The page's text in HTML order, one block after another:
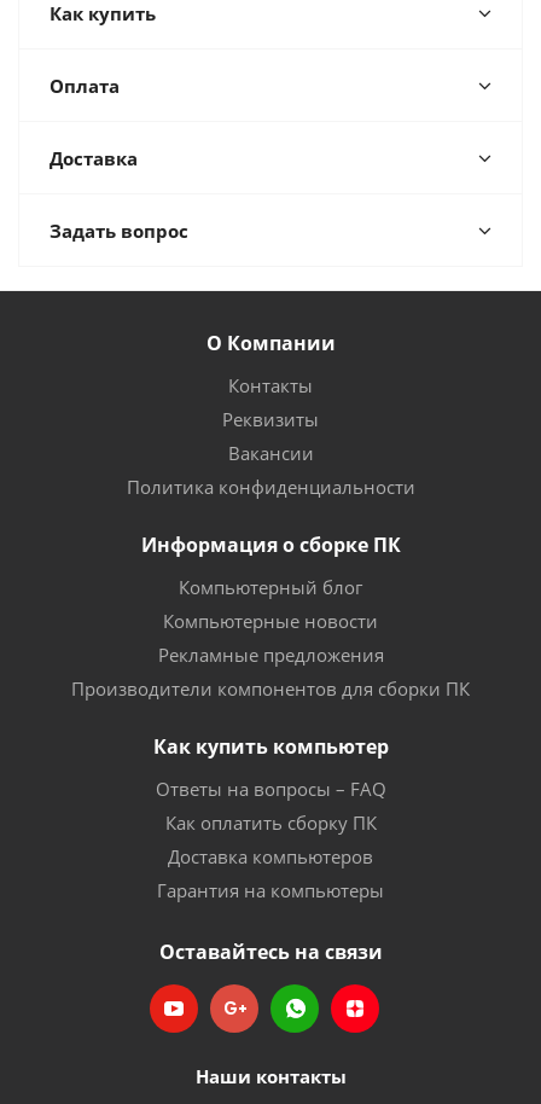
Как купить
Оплата
Доставка
Задать вопрос
О Компании
Контакты
Реквизиты
Вакансии
Политика конфиденциальности
Информация о сборке ПК
Компьютерный блог
Компьютерные новости
Рекламные предложения
Производители компонентов для сборки ПК
Как купить компьютер
Ответы на вопросы – FAQ
Как оплатить сборку ПК
Доставка компьютеров
Гарантия на компьютеры
Оставайтесь на связи
Наши контакты